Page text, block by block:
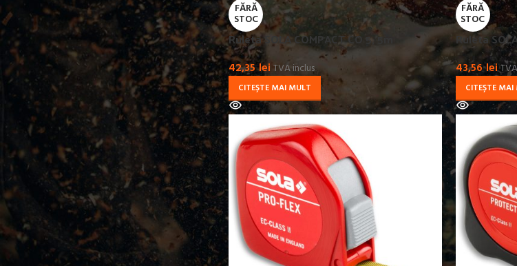
FĂRĂ
STOC
Ruleta SOLA COMPACT CO 5, 5m
42,35lei TVA inclus
CITEȘTE MAI MULT
FĂRĂ
STOC
Ruleta
43,56lei
CITEȘTE